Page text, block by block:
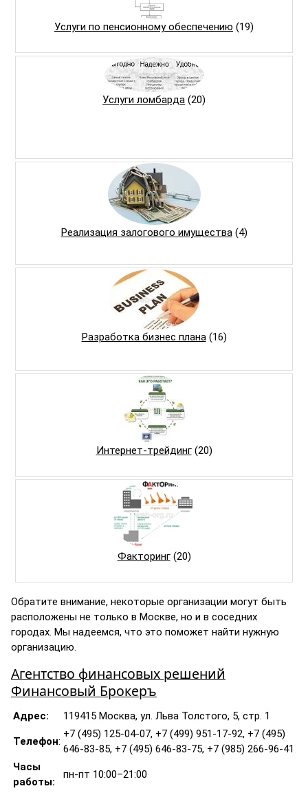
Услуги по пенсионному обеспечению (19)
Услуги ломбарда (20)
Реализация залогового имущества(4)
Разработка бизнес плана(16)
Интернет-трейдинг(20)
Факторинг(20)
Обратите внимание, некоторые организации могут быть
расположены не только в Москве, но и в соседних
городах. Мы надеемся, что это поможет найти нужную
организацию.
Агентство финансовых решений
Финансовый Брокеръ
Адрес: 119415 Москва, ул. Льва Толстого, 5, стр. 1
Телефон:
+7 (495) 125-04-07, +7 (499) 951-17-92, +7 (495)
646-83-85, +7 (495) 646-83-75, +7 (985) 266-96-41
Часы
работы:
пн-пт 10:00–21:00